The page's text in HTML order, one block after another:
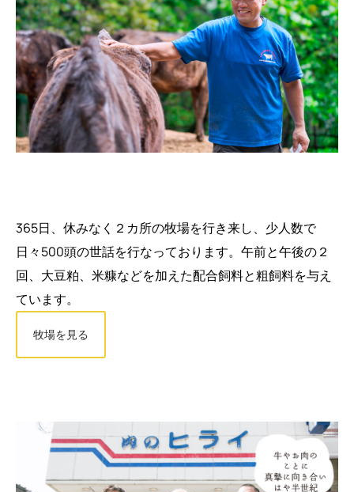
365日、休みなく２カ所の牧場を行き来し、少人数で
日々500頭の世話を行なっております。午前と午後の２
回、大豆粕、米糠などを加えた配合飼料と粗飼料を与え
ています。
牧場を見る